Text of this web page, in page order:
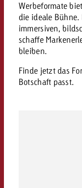
Werbeformate
die ideale
immersiven,
schaffe
bleiben.
Finde jetzt das
Botschaft passt.